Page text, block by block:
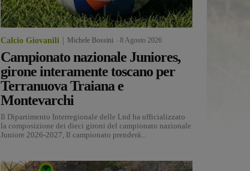
Calcio Giovanili Michele Bossini 8 Agosto 2026
Campionato nazionale Juniores,
girone interamente toscano per
Terranuova Traiana e
Montevarchi
Il Dipartimento Interregionale delle Lnd ha ufficializzato
la composizione dei dieci gironi del campionato nazionale
Juniore 2026-2027, Il campionato prenderà...